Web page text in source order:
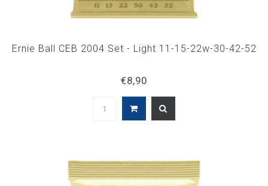
Ernie Ball CEB 2004 Set - Light 11-15-22w-30-42-52
€8,90